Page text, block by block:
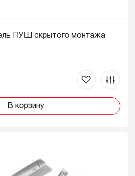
ПУШ скрытого монтажа
В корзину